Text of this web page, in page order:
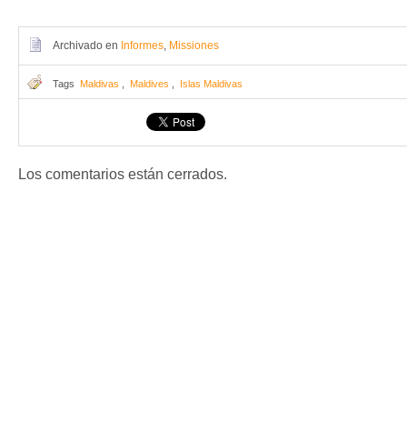
Archivado en Informes, Missiones
Tags Maldivas Maldives Islas Maldivas
Los comentarios están cerrados.